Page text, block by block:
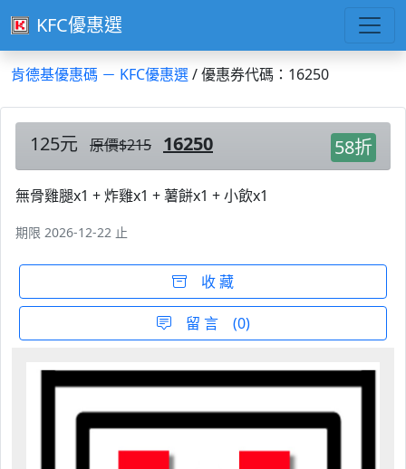
KFC優惠選
肯德基優惠碼 － KFC優惠選/ 優惠券代碼：16250
125元 原價$215 16250 58折
無骨雞腿x1 + 炸雞x1 + 薯餅x1 + 小飲x1
期限 2026-12-22 止
收 藏
留 言 (0)